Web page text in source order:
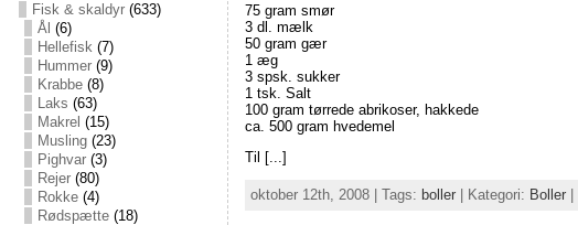
Fisk & skaldyr(633)
Ål (6)
Hellefisk(7)
Hummer(9)
Krabbe(8)
Laks (63)
Makrel (15)
Musling(23)
Pighvar(3)
Rejer(80)
Rokke(4)
Rødspætte(18)
75 gram smør
3 dl. mælk
50 gram gær
1 æg
3 spsk. sukker
1 tsk. Salt
100 gram tørrede abrikoser, hakkede
ca. 500 gram hvedemel
Til [...]
oktober 12th, 2008 | Tags: boller| Kategori: Boller|